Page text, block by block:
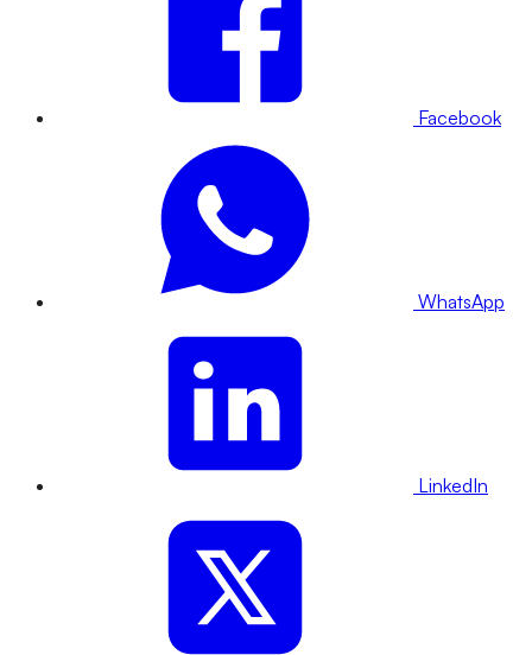
Facebook
WhatsApp
LinkedIn